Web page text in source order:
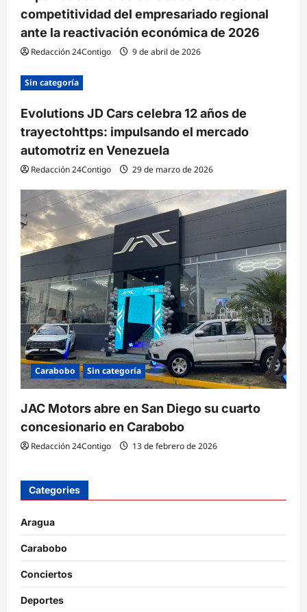
d
a
s
competitividad del empresariado regional
ante la reactivación económica de 2026
Redacción 24Contigo 9 de abril de 2026
Sin categoría
Evolutions JD Cars celebra 12 años de
trayectohttps: impulsando el mercado
automotriz en Venezuela
Redacción 24Contigo 29 de marzo de 2026
Carabobo Sin categoría
JAC Motors abre en San Diego su cuarto
concesionario en Carabobo
Redacción 24Contigo 13 de febrero de 2026
Categories
Aragua
Carabobo
Conciertos
Deportes